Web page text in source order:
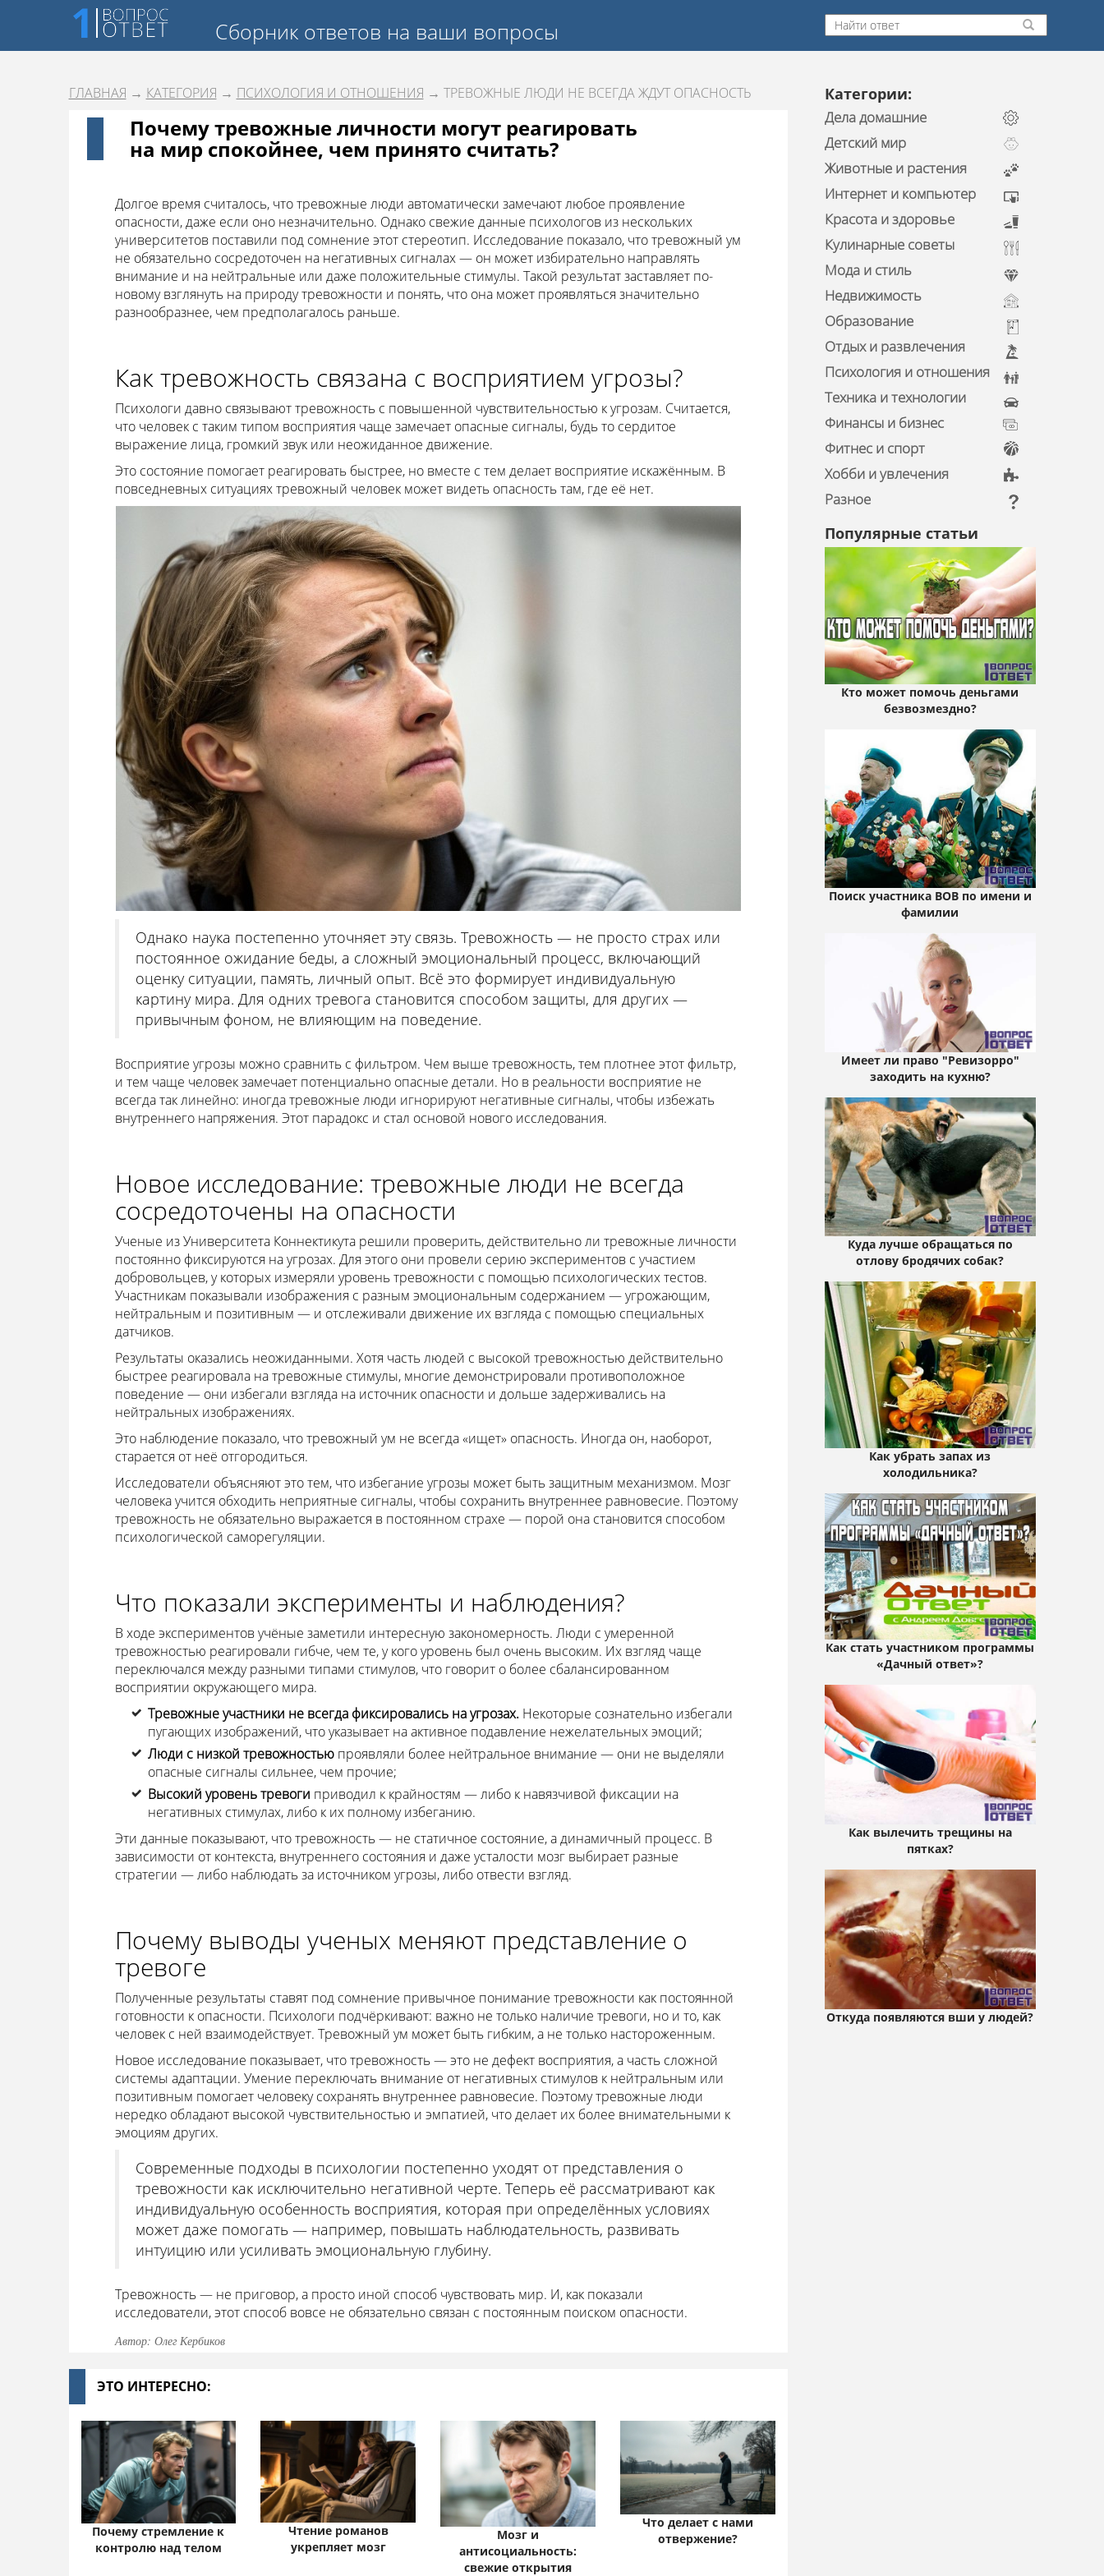
Сборник ответов на ваши вопросы
ГЛАВНАЯ → КАТЕГОРИЯ → ПСИХОЛОГИЯ И ОТНОШЕНИЯ → ТРЕВОЖНЫЕ ЛЮДИ НЕ ВСЕГДА ЖДУТ ОПАСНОСТЬ
Почему тревожные личности могут реагировать
на мир спокойнее, чем принято считать?
Долгое время считалось, что тревожные люди автоматически замечают любое проявление
опасности, даже если оно незначительно. Однако свежие данные психологов из нескольких
университетов поставили под сомнение этот стереотип. Исследование показало, что тревожный ум
не обязательно сосредоточен на негативных сигналах — он может избирательно направлять
внимание и на нейтральные или даже положительные стимулы. Такой результат заставляет по-
новому взглянуть на природу тревожности и понять, что она может проявляться значительно
разнообразнее, чем предполагалось раньше.
Как тревожность связана с восприятием угрозы?
Психологи давно связывают тревожность с повышенной чувствительностью к угрозам. Считается,
что человек с таким типом восприятия чаще замечает опасные сигналы, будь то сердитое
выражение лица, громкий звук или неожиданное движение.
Это состояние помогает реагировать быстрее, но вместе с тем делает восприятие искажённым. В
повседневных ситуациях тревожный человек может видеть опасность там, где её нет.
Однако наука постепенно уточняет эту связь. Тревожность — не просто страх или
постоянное ожидание беды, а сложный эмоциональный процесс, включающий
оценку ситуации, память, личный опыт. Всё это формирует индивидуальную
картину мира. Для одних тревога становится способом защиты, для других —
привычным фоном, не влияющим на поведение.
Восприятие угрозы можно сравнить с фильтром. Чем выше тревожность, тем плотнее этот фильтр,
и тем чаще человек замечает потенциально опасные детали. Но в реальности восприятие не
всегда так линейно: иногда тревожные люди игнорируют негативные сигналы, чтобы избежать
внутреннего напряжения. Этот парадокс и стал основой нового исследования.
Новое исследование: тревожные люди не всегда
сосредоточены на опасности
Ученые из Университета Коннектикута решили проверить, действительно ли тревожные личности
постоянно фиксируются на угрозах. Для этого они провели серию экспериментов с участием
добровольцев, у которых измеряли уровень тревожности с помощью психологических тестов.
Участникам показывали изображения с разным эмоциональным содержанием — угрожающим,
нейтральным и позитивным — и отслеживали движение их взгляда с помощью специальных
датчиков.
Результаты оказались неожиданными. Хотя часть людей с высокой тревожностью действительно
быстрее реагировала на тревожные стимулы, многие демонстрировали противоположное
поведение — они избегали взгляда на источник опасности и дольше задерживались на
нейтральных изображениях.
Это наблюдение показало, что тревожный ум не всегда «ищет» опасность. Иногда он, наоборот,
старается от неё отгородиться.
Исследователи объясняют это тем, что избегание угрозы может быть защитным механизмом. Мозг
человека учится обходить неприятные сигналы, чтобы сохранить внутреннее равновесие. Поэтому
тревожность не обязательно выражается в постоянном страхе — порой она становится способом
психологической саморегуляции.
Что показали эксперименты и наблюдения?
В ходе экспериментов учёные заметили интересную закономерность. Люди с умеренной
тревожностью реагировали гибче, чем те, у кого уровень был очень высоким. Их взгляд чаще
переключался между разными типами стимулов, что говорит о более сбалансированном
восприятии окружающего мира.
Тревожные участники не всегда фиксировались на угрозах.Некоторые сознательно избегали
пугающих изображений, что указывает на активное подавление нежелательных эмоций;
Люди с низкой тревожностьюпроявляли более нейтральное внимание — они не выделяли
опасные сигналы сильнее, чем прочие;
Высокий уровень тревоги приводил к крайностям — либо к навязчивой фиксации на
негативных стимулах, либо к их полному избеганию.
Эти данные показывают, что тревожность — не статичное состояние, а динамичный процесс. В
зависимости от контекста, внутреннего состояния и даже усталости мозг выбирает разные
стратегии — либо наблюдать за источником угрозы, либо отвести взгляд.
Почему выводы ученых меняют представление о
тревоге
Полученные результаты ставят под сомнение привычное понимание тревожности как постоянной
готовности к опасности. Психологи подчёркивают: важно не только наличие тревоги, но и то, как
человек с ней взаимодействует. Тревожный ум может быть гибким, а не только настороженным.
Новое исследование показывает, что тревожность — это не дефект восприятия, а часть сложной
системы адаптации. Умение переключать внимание от негативных стимулов к нейтральным или
позитивным помогает человеку сохранять внутреннее равновесие. Поэтому тревожные люди
нередко обладают высокой чувствительностью и эмпатией, что делает их более внимательными к
эмоциям других.
Современные подходы в психологии постепенно уходят от представления о
тревожности как исключительно негативной черте. Теперь её рассматривают как
индивидуальную особенность восприятия, которая при определённых условиях
может даже помогать — например, повышать наблюдательность, развивать
интуицию или усиливать эмоциональную глубину.
Тревожность — не приговор, а просто иной способ чувствовать мир. И, как показали
исследователи, этот способ вовсе не обязательно связан с постоянным поиском опасности.
Автор: Олег Кербиков
ЭТО ИНТЕРЕСНО:
Почему стремление к
контролю над телом
Чтение романов
укрепляет мозг
Мозг и
антисоциальность:
свежие открытия
Что делает с нами
отвержение?
Категории:
Дела домашние
Детский мир
Животные и растения
Интернет и компьютер
Красота и здоровье
Кулинарные советы
Мода и стиль
Недвижимость
Образование
Отдых и развлечения
Психология и отношения
Техника и технологии
Финансы и бизнес
Фитнес и спорт
Хобби и увлечения
Разное
Популярные статьи
Кто может помочь деньгами
безвозмездно?
Поиск участника ВОВ по имени и
фамилии
Имеет ли право "Ревизорро"
заходить на кухню?
Куда лучше обращаться по
отлову бродячих собак?
Как убрать запах из
холодильника?
Как стать участником программы
«Дачный ответ»?
Как вылечить трещины на
пятках?
Откуда появляются вши у людей?